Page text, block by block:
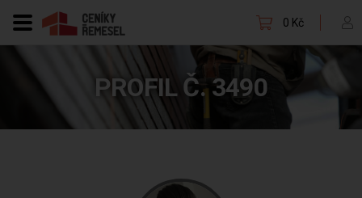
0 Kč
PROFIL Č. 3490